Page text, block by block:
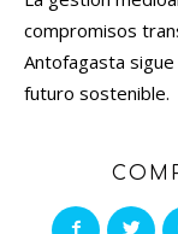
compromisos
Antofagasta sigue
futuro sostenible.